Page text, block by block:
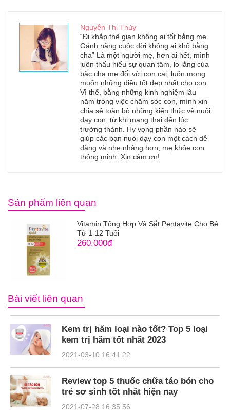
Nguyễn Thị Thùy
“Đi khắp thế gian không ai tốt bằng mẹ
Gánh nặng cuộc đời không ai khổ bằng
cha” Là một người mẹ, hơn ai hết, mình
luôn thấu hiểu sự quan tâm, lo lắng của
bậc cha mẹ đối với con cái, luôn mong
muốn những điều tốt đẹp nhất cho con.
Vì thế, bằng những kinh nghiệm lâu
năm trong việc chăm sóc con, mình xin
chia sẻ toàn bộ những kiến thức về nuôi
dạy con, từ khi mang thai đến lúc
trưởng thành. Hy vọng phần nào sẽ
giúp các bạn nuôi dạy con một cách dễ
dàng và nhẹ nhàng hơn, mẹ khỏe con
thông minh. Xin cảm ơn!
Sản phẩm liên quan
Vitamin Tổng Hợp Và Sắt Pentavite Cho Bé
Từ 1-12 Tuổi
260.000đ
Bài viết liên quan
Kem trị hăm loại nào tốt? Top 5 loại
kem trị hăm tốt nhất 2023
2021-03-10 16:41:22
Review top 5 thuốc chữa táo bón cho
trẻ sơ sinh tốt nhất hiện nay
2021-07-28 16:35:56